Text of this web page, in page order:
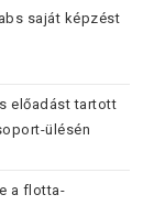
saját képzést
előadást tartott
ülésén
a flotta-